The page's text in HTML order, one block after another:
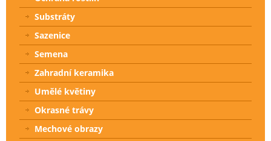
Substráty
Sazenice
Semena
Zahradní keramika
Umělé květiny
Okrasné trávy
Mechové obrazy